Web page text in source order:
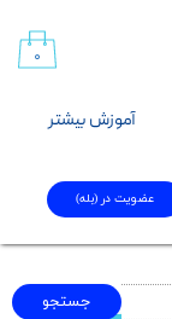
آموزش بیشتر
۰
جستجو
عضویت در (بله)
سیکا اسکین 1004 با حجم 50 میل